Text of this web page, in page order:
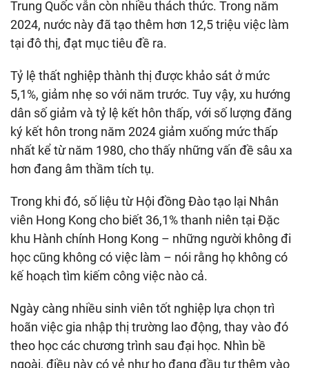
Trung Quốc vẫn còn nhiều thách thức. Trong năm
2024, nước này đã tạo thêm hơn 12,5 triệu việc làm
tại đô thị, đạt mục tiêu đề ra.
Tỷ lệ thất nghiệp thành thị được khảo sát ở mức
5,1%, giảm nhẹ so với năm trước. Tuy vậy, xu hướng
dân số giảm và tỷ lệ kết hôn thấp, với số lượng đăng
ký kết hôn trong năm 2024 giảm xuống mức thấp
nhất kể từ năm 1980, cho thấy những vấn đề sâu xa
hơn đang âm thầm tích tụ.
Trong khi đó, số liệu từ Hội đồng Đào tạo lại Nhân
viên Hong Kong cho biết 36,1% thanh niên tại Đặc
khu Hành chính Hong Kong – những người không đi
học cũng không có việc làm – nói rằng họ không có
kế hoạch tìm kiếm công việc nào cả.
Ngày càng nhiều sinh viên tốt nghiệp lựa chọn trì
hoãn việc gia nhập thị trường lao động, thay vào đó
theo học các chương trình sau đại học. Nhìn bề
ngoài, điều này có vẻ như họ đang đầu tư thêm vào